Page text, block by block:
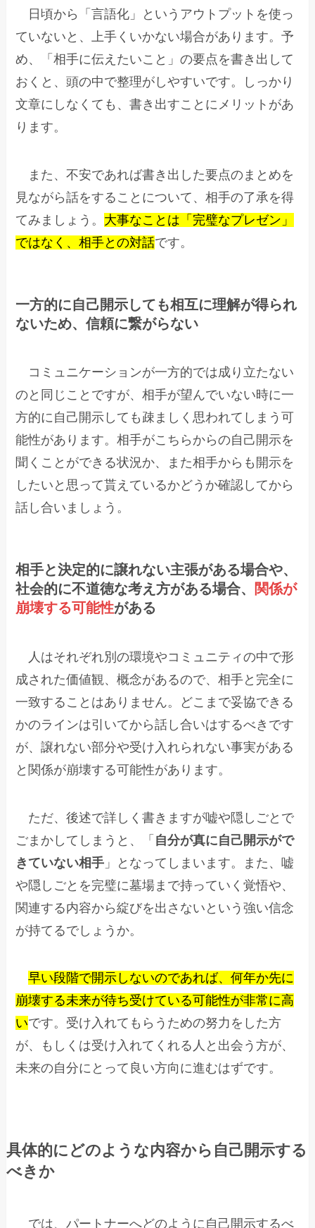
日頃から「言語化」というアウトプットを使っ
ていないと、上手くいかない場合があります。予
め、「相手に伝えたいこと」の要点を書き出して
おくと、頭の中で整理がしやすいです。しっかり
文章にしなくても、書き出すことにメリットがあ
ります。
また、不安であれば書き出した要点のまとめを
見ながら話をすることについて、相手の了承を得
てみましょう。 大事なことは「完璧なプレゼン」
ではなく、相手との対話です。
一方的に自己開示しても相互に理解が得られ
ないため、信頼に繋がらない
コミュニケーションが一方的では成り立たない
のと同じことですが、相手が望んでいない時に一
方的に自己開示しても疎ましく思われてしまう可
能性があります。相手がこちらからの自己開示を
聞くことができる状況か、また相手からも開示を
したいと思って貰えているかどうか確認してから
話し合いましょう。
相手と決定的に譲れない主張がある場合や、
社会的に不道徳な考え方がある場合、
関係が
崩壊する可能性がある
人はそれぞれ別の環境やコミュニティの中で形
成された価値観、概念があるので、相手と完全に
一致することはありません。どこまで妥協できる
かのラインは引いてから話し合いはするべきです
が、譲れない部分や受け入れられない事実がある
と関係が崩壊する可能性があります。
ただ、後述で詳しく書きますが嘘や隠しごとで
ごまかしてしまうと、「 自分が真に自己開示がで
きていない相手 」となってしまいます。また、嘘
や隠しごとを完璧に墓場まで持っていく覚悟や、
関連する内容から綻びを出さないという強い信念
が持てるでしょうか。
早い段階で開示しないのであれば、何年か先に
崩壊する未来が待ち受けている可能性が非常に高
いです。受け入れてもらうための努力をした方
が、もしくは受け入れてくれる人と出会う方が、
未来の自分にとって良い方向に進むはずです。
具体的にどのような内容から自己開示する
べきか
では、パートナーへどのように自己開示するべ